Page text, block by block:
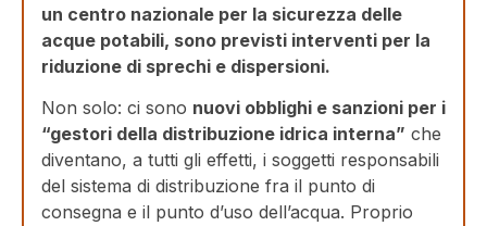
un centro nazionale per la sicurezza delle
acque potabili, sono previsti interventi per la
riduzione di sprechi e dispersioni.
Non solo: ci sono nuovi obblighi e sanzioni per i
“gestori della distribuzione idrica interna” che
diventano, a tutti gli effetti, i soggetti responsabili
del sistema di distribuzione fra il punto di
consegna e il punto d’uso dell’acqua. Proprio